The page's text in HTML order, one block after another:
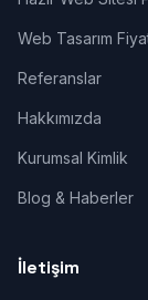
Web Tasarım
Referanslar
Hakkımızda
Kurumsal Kimlik
Blog & Haberler
İletişim